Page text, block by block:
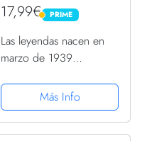
17,99€ PRIME
PRIME
Las leyendas nacen en
marzo de 1939
mujeres PopSockets
PopGrip Intercambiable
Más Info